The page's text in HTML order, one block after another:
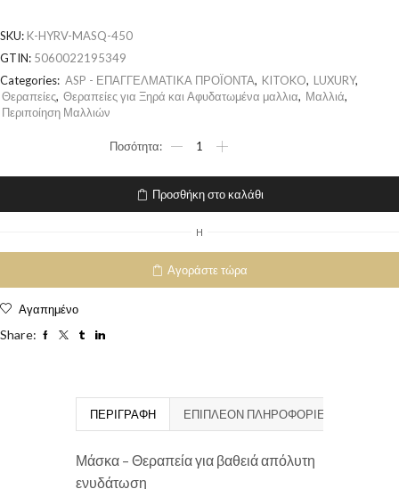
SKU: K-HYRV-MASQ-450
GTIN: 5060022195349
Categories: ASP - ΕΠΑΓΓΕΛΜΑΤΙΚΑ ΠΡΟΪΟΝΤΑ, KITOKO, LUXURY,
Θεραπείες, Θεραπείες για Ξηρά και Αφυδατωμένα μαλλια, Μαλλιά,
Περιποίηση Μαλλιών
Προσθήκη στο καλάθι
H
Αγοράστε τώρα
Αγαπημένο
Share:
ΠΕΡΙΓΡΑΦΉ ΕΠΙΠΛΈΟΝ ΠΛΗΡΟΦΟΡΊΕΣ
Μάσκα – Θεραπεία για βαθειά απόλυτη
ενυδάτωση